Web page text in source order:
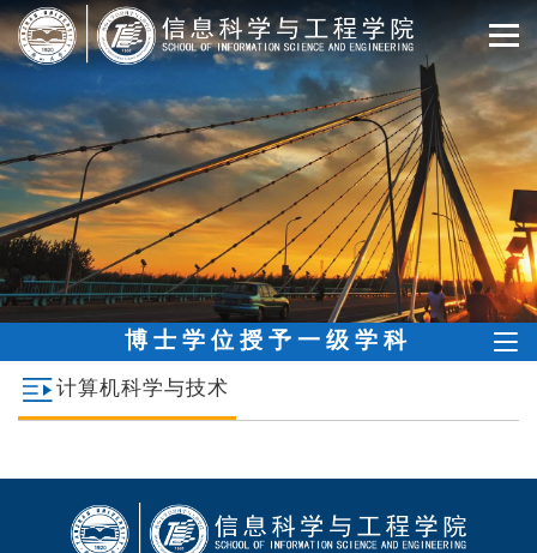
博士学位授予一级学科
计算机科学与技术